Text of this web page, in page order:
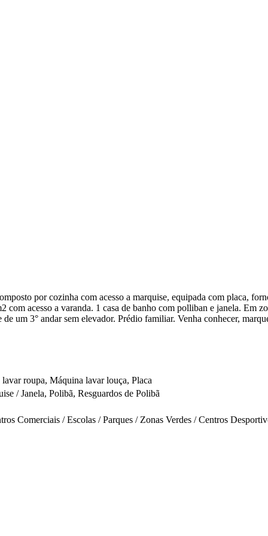
por cozinha com acesso a marquise, equipada com placa,
com acesso a varanda. 1 casa de banho com polliban e janela.
um 3° andar sem elevador. Prédio familiar. Venha conhecer,
roupa, Máquina lavar louça, Placa
/ Janela, Polibã, Resguardos de Polibã
Comerciais / Escolas / Parques / Zonas Verdes / Centros